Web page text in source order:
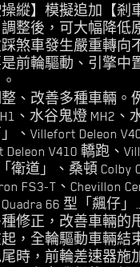
操縱】模擬追加【剎
整後，可大幅降低
踩煞車發生嚴重轉向
是前輪驅動、引擎中
、改善多種車輛。
、水谷鬼燈 MH2、
」、Villefort Deleon
Deleon V410 轎跑、
衛道」、桑頓 Colby
FS3-T、Chevillon
66 型「飆仔」
修正，改善車輛的
，全輪驅動車輛結
時，前輪差速器施